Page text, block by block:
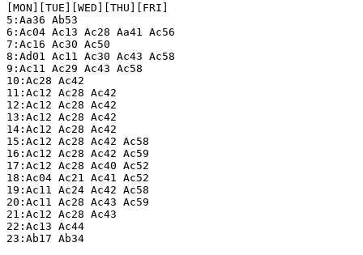
[MON][TUE][WED][THU][FRI]
5:Aa36 Ab53
6:Ac04 Ac13 Ac28 Aa41 Ac56
7:Ac16 Ac30 Ac50
8:Ad01 Ac11 Ac30 Ac43 Ac58
9:Ac11 Ac29 Ac43 Ac58
10:Ac28 Ac42
11:Ac12 Ac28 Ac42
12:Ac12 Ac28 Ac42
13:Ac12 Ac28 Ac42
14:Ac12 Ac28 Ac42
15:Ac12 Ac28 Ac42 Ac58
16:Ac12 Ac28 Ac42 Ac59
17:Ac12 Ac28 Ac40 Ac52
18:Ac04 Ac21 Ac41 Ac52
19:Ac11 Ac24 Ac42 Ac58
20:Ac11 Ac28 Ac43 Ac59
21:Ac12 Ac28 Ac43
22:Ac13 Ac44
23:Ab17 Ab34